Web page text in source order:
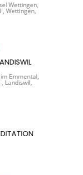
Wettingen,
, Wettingen,
Emmental,
Landiswil,